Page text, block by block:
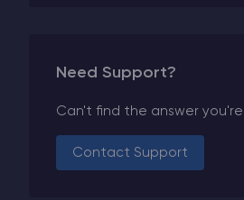
Need Support?
Can't find the answer
Contact Support